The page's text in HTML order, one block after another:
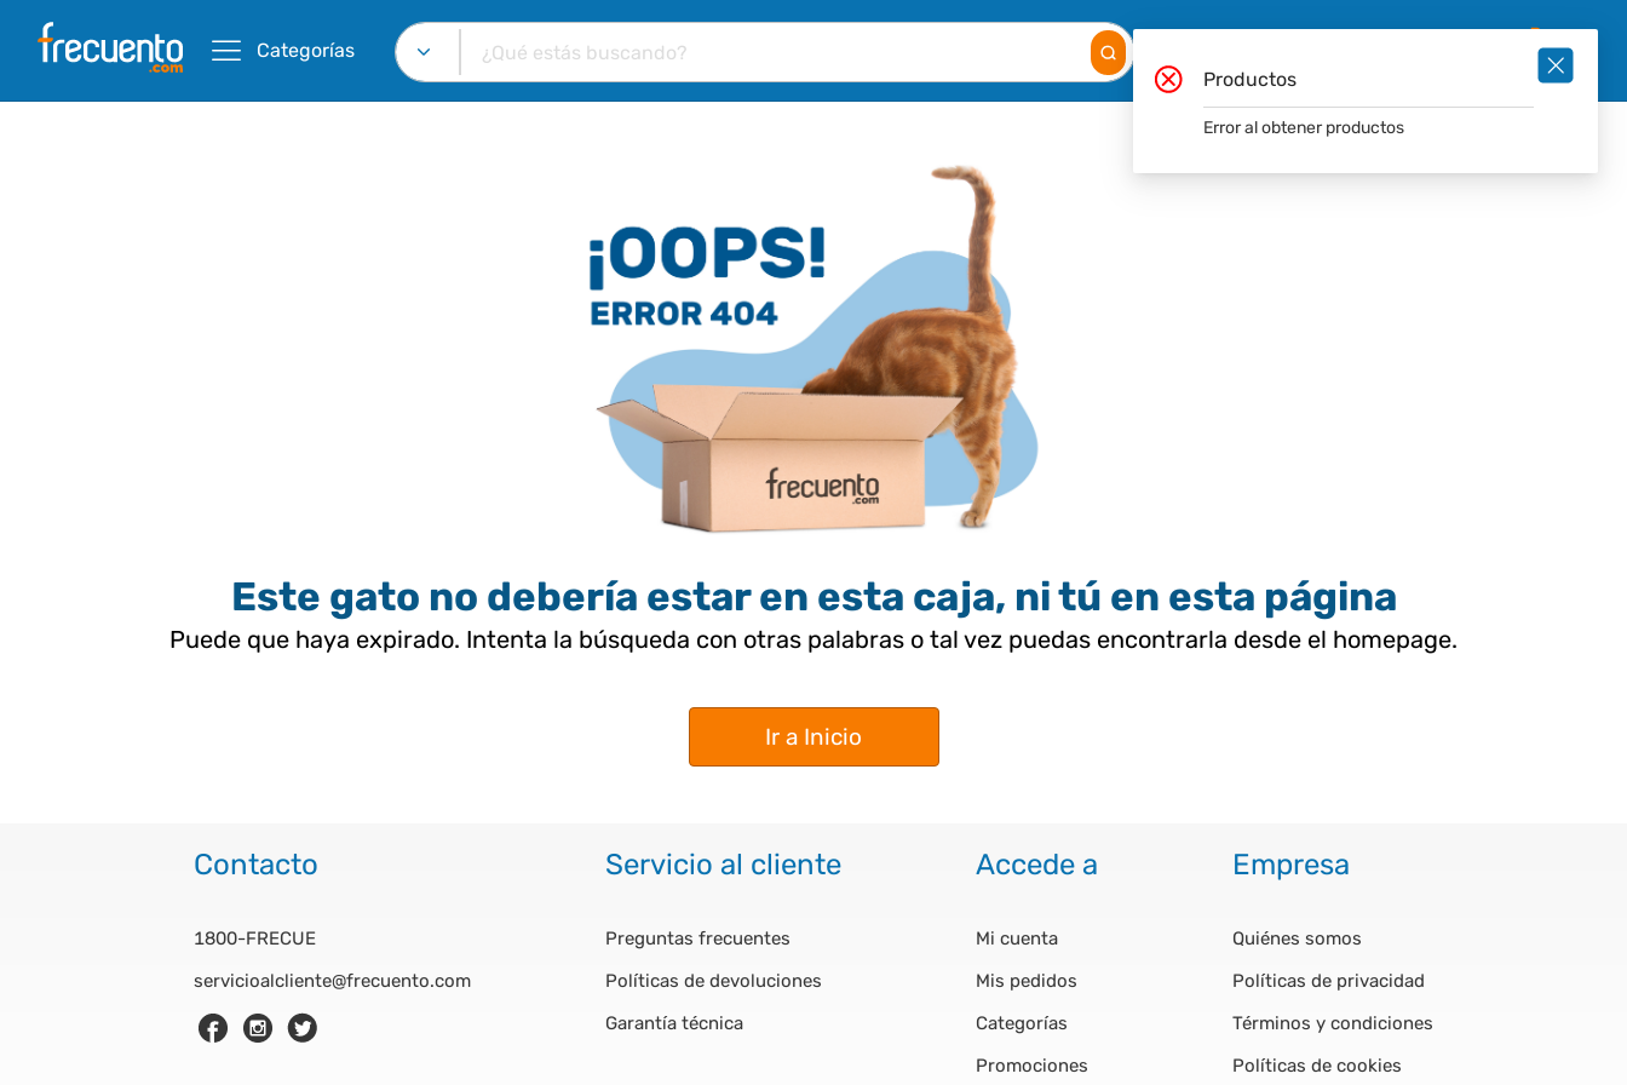
Categorías
Este gato no debería estar en esta caja, ni tú en esta página
Puede que haya expirado. Intenta la búsqueda con otras palabras o tal vez puedas encontrarla desde el homepage.
Ir a Inicio
Contacto
1800-FRECUE
servicioalcliente@frecuento.com
Servicio al cliente
Preguntas frecuentes
Políticas de devoluciones
Garantía técnica
Accede a
Mi cuenta
Mis pedidos
Categorías
Promociones
Empresa
Quiénes somos
Políticas de privacidad
Términos y condiciones
Políticas de cookies
Productos
Error al obtener productos